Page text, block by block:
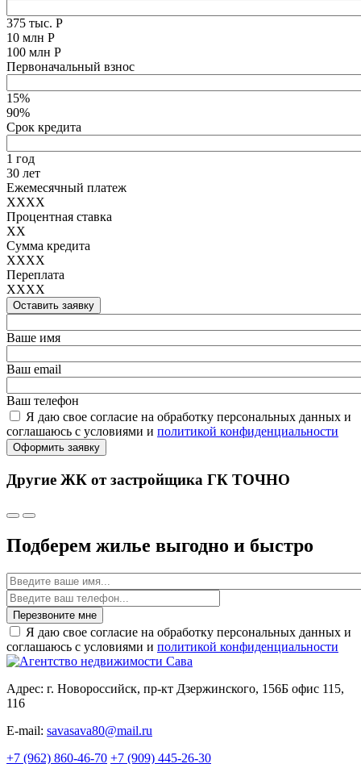
375 тыс. Р
10 млн Р
100 млн Р
Первоначальный взнос
15%
90%
Срок кредита
1 год
30 лет
Ежемесячный платеж
XXXX
Процентная ставка
XX
Сумма кредита
XXXX
Переплата
XXXX
Оставить заявку
Ваше имя
Ваш email
Ваш телефон
Я даю свое согласие на обработку персональных данных и
соглашаюсь с условиями и политикой конфиденциальности
Оформить заявку
Другие ЖК от застройщика ГК ТОЧНО
Подберем жилье выгодно и быстро
Имя
Перезвоните мне
Я даю свое согласие на обработку персональных данных и
соглашаюсь с условиями и политикой конфиденциальности
Адрес: г. Новороссийск, пр-кт Дзержинского, 156Б офис 115,
116
E-mail: savasava80@mail.ru
+7 (962) 860-46-70 +7 (909) 445-26-30